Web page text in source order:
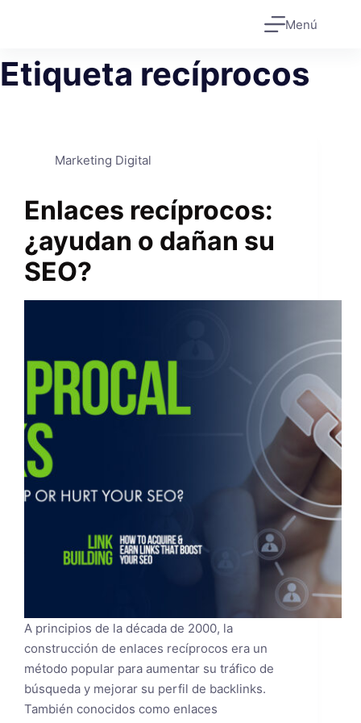
Menú
Etiqueta recíprocos
Marketing Digital
Enlaces recíprocos:
¿ayudan o dañan su
SEO?
A principios de la década de 2000, la
construcción de enlaces recíprocos era un
método popular para aumentar su tráfico de
búsqueda y mejorar su perfil de backlinks.
También conocidos como enlaces